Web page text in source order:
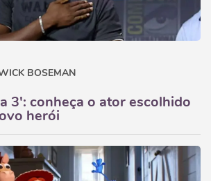
BOSEMAN
3': conheça o ator escolhido
herói